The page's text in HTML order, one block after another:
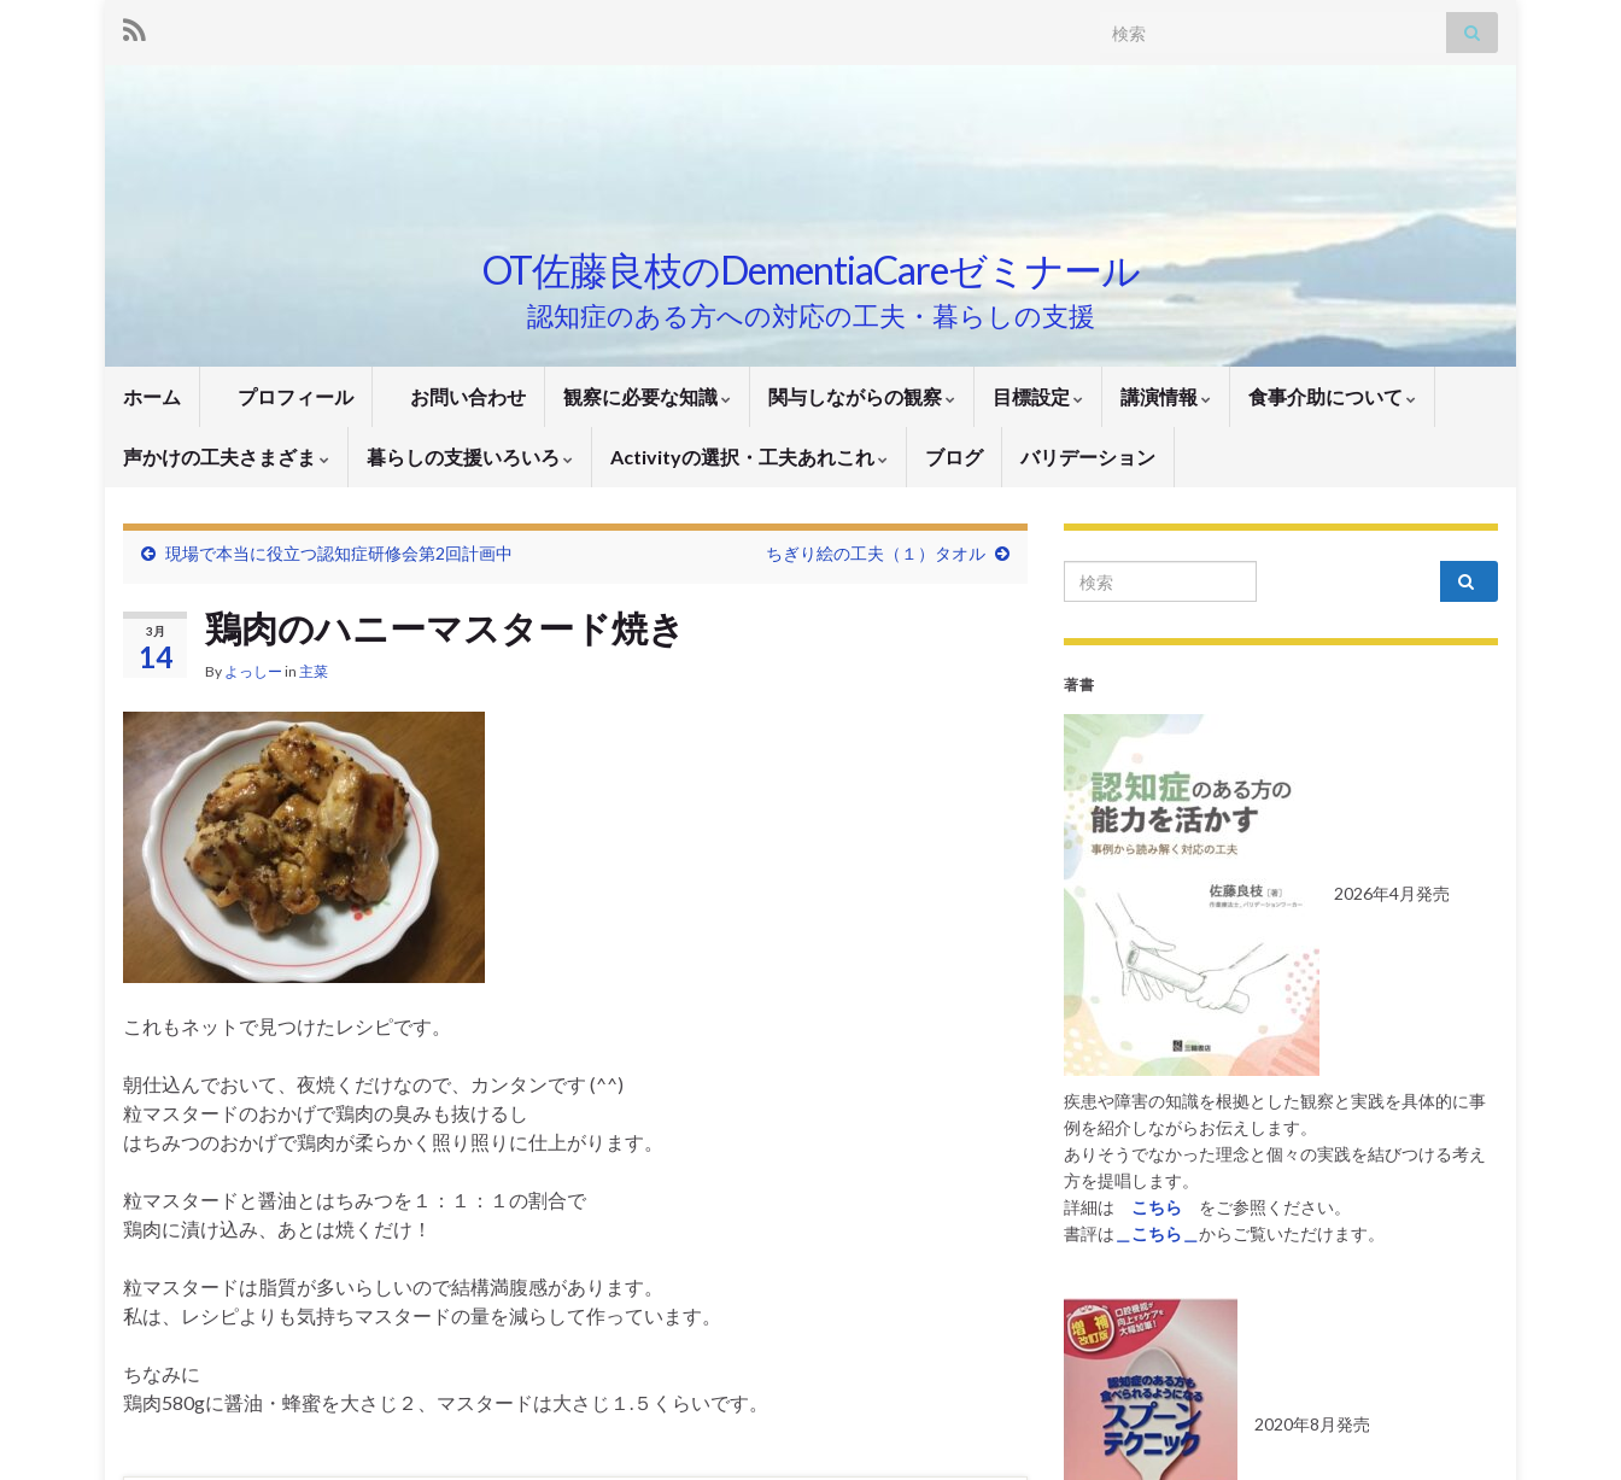
Search for:
OT佐藤良枝のDementiaCareゼミナール
認知症のある方への対応の工夫・暮らしの支援
ホーム プロフィール お問い合わせ 観察に必要な知識 関与しながらの観察 目標設定 講演情報 食事介助について
声かけの工夫さまざま 暮らしの支援いろいろ Activityの選択・工夫あれこれ ブログ バリデーション
現場で本当に役立つ認知症研修会第2回計画中 ちぎり絵の工夫（１）タオル
3月
14
鶏肉のハニーマスタード焼き
By よっしー in 主菜
これもネットで見つけたレシピです。
朝仕込んでおいて、夜焼くだけなので、カンタンです (^^)
粒マスタードのおかげで鶏肉の臭みも抜けるし
はちみつのおかげで鶏肉が柔らかく照り照りに仕上がります。
粒マスタードと醤油とはちみつを１：１：１の割合で
鶏肉に漬け込み、あとは焼くだけ！
粒マスタードは脂質が多いらしいので結構満腹感があります。
私は、レシピよりも気持ちマスタードの量を減らして作っています。
ちなみに
鶏肉580gに醤油・蜂蜜を大さじ２、マスタードは大さじ１.５くらいです。
Search for:
著書
2026年4月発売
疾患や障害の知識を根拠とした観察と実践を具体的に事
例を紹介しながらお伝えします。
ありそうでなかった理念と個々の実践を結びつける考え
方を提唱します。
詳細は
こちら
をご参照ください。
書評は ＿こちら＿ からご覧いただけます。
2020年8月発売